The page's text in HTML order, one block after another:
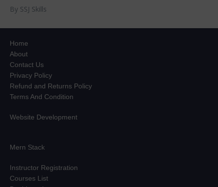
By SSJ Skills
Home
About
Contact Us
Privacy Policy
Refund and Returns Policy
Terms And Condition
Website Development
Mern Stack
Instructor Registration
Courses List